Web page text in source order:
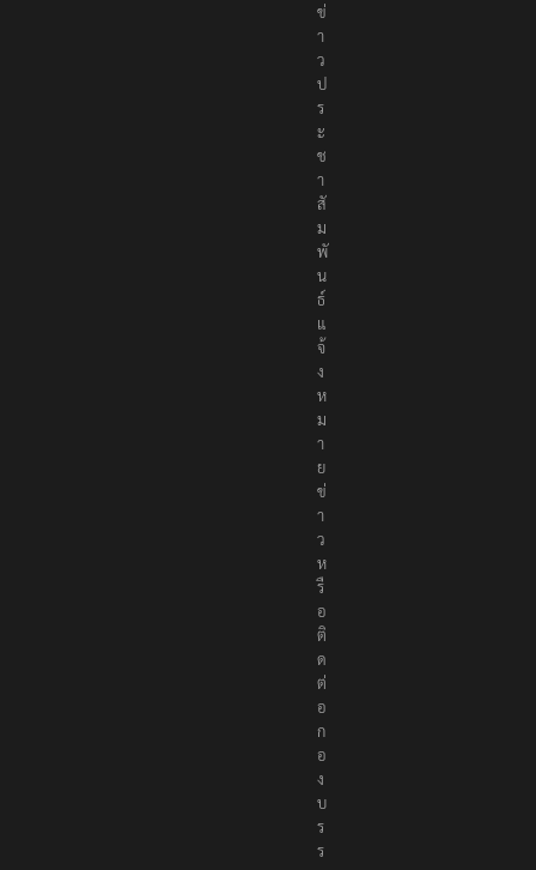
ข่
า
ว
ป
ร
ะ
ช
า
สั
ม
พั
น
ธ์
แ
จ้
ง
ห
ม
า
ย
ข่
า
ว
ห
รื
อ
ติ
ด
ต่
อ
ก
อ
ง
บ
ร
ร